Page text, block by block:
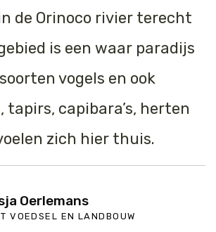
de Orinoco rivier terecht
is een waar paradijs
vogels en ook
tapirs, capibara’s, herten
zich hier thuis.
Oerlemans
VOEDSEL EN LANDBOUW